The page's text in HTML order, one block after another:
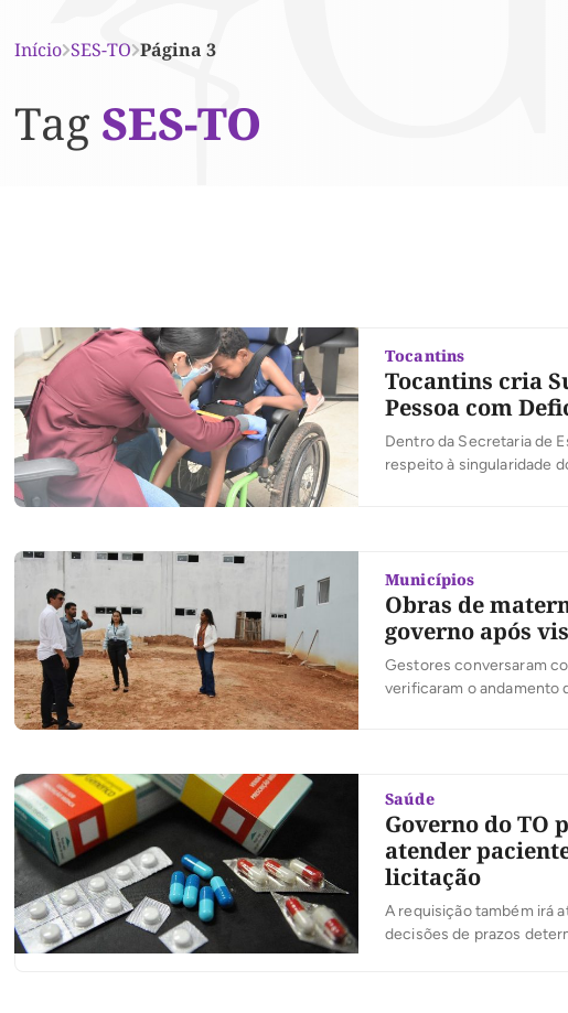
Início SES-TO Página 3
Tag SES-TO
Tocantins
Tocantins cria
Pessoa com
Dentro da Secretaria de
respeito à singularidade
Municípios
Obras de
governo após
Gestores conversaram
verificaram o andamento
Saúde
Governo do TO
atender
licitação
A requisição também irá
decisões de prazos